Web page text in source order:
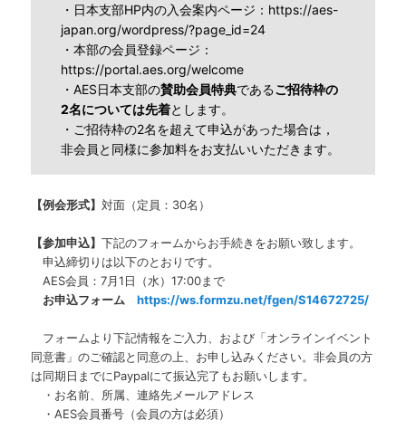
・日本支部HP内の入会案内ページ： https://aes-
japan.org/wordpress/?page_id=24
・本部の会員登録ページ：
https://portal.aes.org/welcome
・AES日本支部の賛助会員特典であるご招待枠の
2名については先着とします。
・ご招待枠の2名を超えて申込があった場合は，
非会員と同様に参加料をお支払いいただきます。
【例会形式】対面（定員：30名）
【参加申込】下記のフォームからお手続きをお願い致します。
申込締切りは以下のとおりです。
AES会員：7月1日（水）17:00まで
お申込フォーム
https://ws.formzu.net/fgen/S14672725/
フォームより下記情報をご入力、および「オンラインイベント
同意書」のご確認と同意の上、お申し込みください。非会員の方
は同期日までにPaypalにて振込完了もお願いします。
・お名前、所属、連絡先メールアドレス
・AES会員番号（会員の方は必須）